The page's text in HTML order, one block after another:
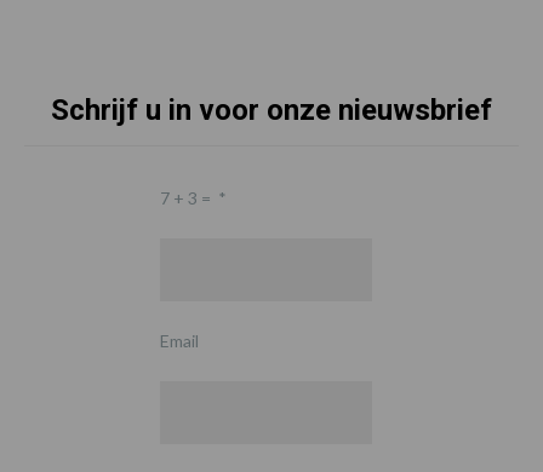
Schrijf u in voor onze nieuwsbrief
7 + 3 = *
Email